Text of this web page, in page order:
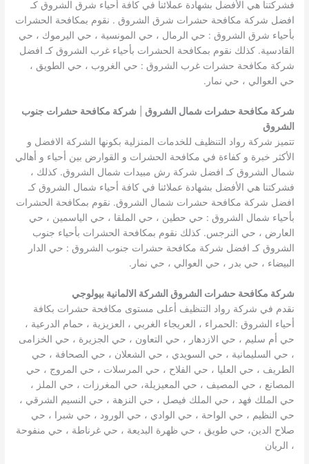
فشركتنا هي الأفضل بشهادة عملائنا في كافة أحياء شرق الشروق كـ
افضل شركة مكافحة حشرات شرق الشروق . نقوم بمكافحة الحشرات
بأحياء شرق الشروق : حي الرمال ، حي المونسية ، حي اليرموك ، حي
القادسية. كذلك نقوم بمكافحة الحشرات بأحياء غرب الشروق كـ افضل
شركة مكافحة حشرات غرب الشروق : حي الغروب ، حي الطويق ،
حي العوالي ، حي نمار.
شركة مكافحة حشرات شمال الشروق
شركة مكافحة حشرات جنوب
الشروق
تتميز شركة رواد التنظيف للخدمات المنزلية بكونها الشركة الافضل و
الأكثر خبرة و كفاءة في مكافحة الحشرات و القوارض بين أحياء و أهالي
شمال الشروق كـ افضل شركة رش مبيدات شمال الشروق. كذلك ،
فشركتنا هي الأفضل بشهادة عملائنا في كافة أحياء شمال الشروق كـ
افضل شركة مكافحة حشرات شمال الشروق. نقوم بمكافحة الحشرات
بأحياء شمال الشروق : حي حطين ، حي الملقا ، حي الياسمين ، حي
العارض ، حي النرجس. كذلك نقوم بمكافحة الحشرات بأحياء جنوب
الشروق كـ افضل شركة مكافحة حشرات جنوب الشروق : حي الدار
البيضاء ، حي بدر ، حي العوالي ، حي نمار.
شركة مكافحة حشرات الشروق الشركة الالمانية بيولوجي
نقدم في شركة رواد التنظيف أعلى مستوى مكافحة حشرات بكافة
أحياء الشروق :الحمراء ، العريجاء الغربي ، العزيزية ، حمام الدرعية ،
حي أم سليم ، حي الازدهار ، حي التعاون ، حي الجزيرة ، حي الخزامى
، حي السليمانية ، حي السويدي ، حي الشعلان ، حي الصحافة ، حي
الطريف ، حي العليا ، حي الفلاح ، حي المرسلات ، حي المروج ، حي
المصانع ، حي المصيف ، حي المعيزيلة، حي المغرزات ، حي الملز ،
حي الملك فهد ، حي الملك فيصل ، حي النزهة ، حي النسيم الشرقي ،
حي النظيم ، حي الواحة ، حي الوادي ، حي الورود ، حي شبرا ، حي
صلاح الدين، حي طويق ، حي ظهرة البديعة ، حي غرناطة ، حي منفوحة
، الريان